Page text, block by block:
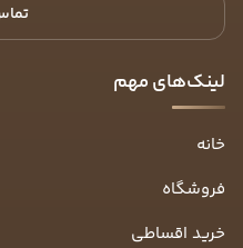
لینک‌های مهم
خانه
فروشگاه
خرید اقساطی